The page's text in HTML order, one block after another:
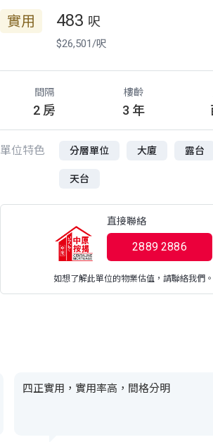
實用 483 呎
$26,501/呎
間隔
2 房
樓齡
3 年
單位特色 分層單位 大廈 露台
天台
直接聯絡
2889 2886
如想了解此單位的物業估值，請聯絡我們。
四正實用，實用率高，間格分明